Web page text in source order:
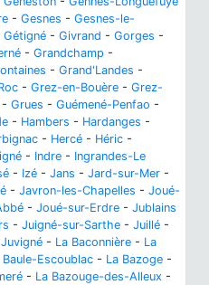
- Gesnes - Gesnes-le-
Gétigné - Givrand - Gorges -
- Grandchamp -
- Grand'Landes -
- Grez-en-Bouère - Grez-
- Grues - Guémené-Penfao -
- Hambers - Hardanges -
- Hercé - Héric -
- Indre - Ingrandes-Le
- Izé - Jans - Jard-sur-Mer -
- Javron-les-Chapelles - Joué-
- Joué-sur-Erdre - Jublains
- Juigné-sur-Sarthe - Juillé -
Juvigné - La Baconnière - La
Baule-Escoublac - La Bazoge -
- La Bazouge-des-Alleux -